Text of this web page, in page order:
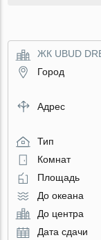
ЖК UBUD
Город
Адрес
Тип
Комнат
Площадь
До океана
До центра
Дата сдачи